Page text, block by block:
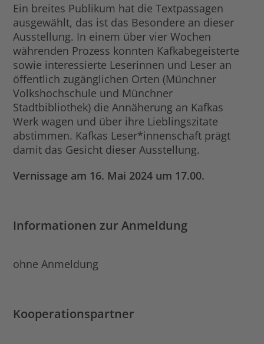
Ein breites Publikum hat die Textpassagen
ausgewählt, das ist das Besondere an dieser
Ausstellung. In einem über vier Wochen
währenden Prozess konnten Kafkabegeisterte
sowie interessierte Leserinnen und Leser an
öffentlich zugänglichen Orten (Münchner
Volkshochschule und Münchner
Stadtbibliothek) die Annäherung an Kafkas
Werk wagen und über ihre Lieblingszitate
abstimmen. Kafkas Leser*innenschaft prägt
damit das Gesicht dieser Ausstellung.
Vernissage am 16. Mai 2024 um 17.00.
Informationen zur Anmeldung
ohne Anmeldung
Kooperationspartner